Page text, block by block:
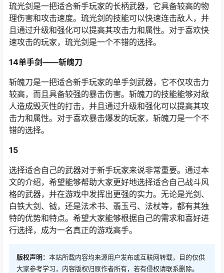
琉光剑是一把适合新手玩家的长柄武器，它具备较高的物
理伤害和攻击速度。琉光剑的技能可以快速连击敌人，并
且通过升级和强化可以提高其攻击力和属性。对于喜欢快
速攻击的玩家，琉光剑是一个不错的选择。
14单手剑——斩魄刀
斩魄刀是一把适合新手玩家的单手剑武器，它不仅攻击力
较高，而且具备较强的暴击伤害。斩魄刀的技能能够对敌
人造成毁灭性的打击，并且通过升级和强化可以提高其攻
击力和属性。对于喜欢暴击爆发的玩家，斩魄刀是一个不
错的选择。
15
选择适合自己的武器对于新手玩家来说非常重要。通过本
文的介绍，希望能够帮助大家更好地选择适合自己战斗风
格的武器，并在游戏中发挥出更强的实力。无论是光剑、
白铁大剑、钺，还是法术书、翡玉弓、法杖等，都有其独
特的优势和特点。希望大家能够根据自己的需求和喜好进
行选择，成为一名真正的游戏高手。
版权声明： 本站所载内容均来源用户发布或互联网转载，目的仅供
大家参考学习，内容版权归原作者所有，若有侵权请联系删除。